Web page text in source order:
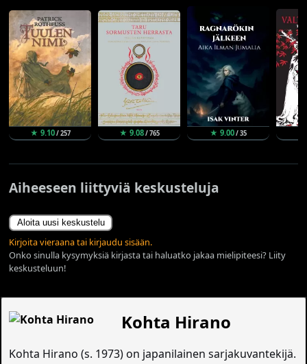
★ 9.10/ 257 ★ 9.08/ 765 ★ 9.00/ 35
Aiheeseen liittyviä keskusteluja
Aloita uusi keskustelu
Kirjoita vieraana tai kirjaudu sisään.
Onko sinulla kysymyksiä kirjasta tai haluatko jakaa mielipiteesi? Liity
keskusteluun!
Kohta Hirano
Kohta Hirano (s. 1973) on japanilainen sarjakuvantekijä.